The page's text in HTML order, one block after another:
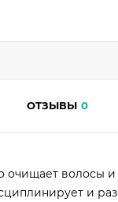
ОТЗЫВЫ 0
очищает волосы
и